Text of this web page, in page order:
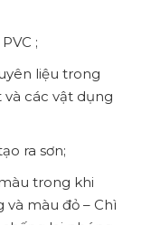
;
liệu trong
các vật dụng
ra sơn;
trong khi
màu đỏ – Chì